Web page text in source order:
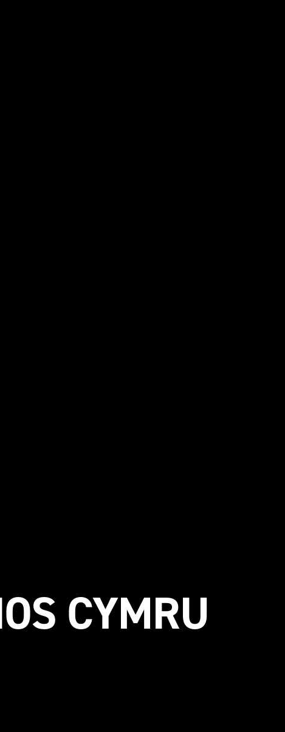
CYMRU